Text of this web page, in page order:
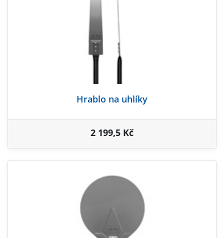
Hrablo na uhlíky
2 199,5 Kč